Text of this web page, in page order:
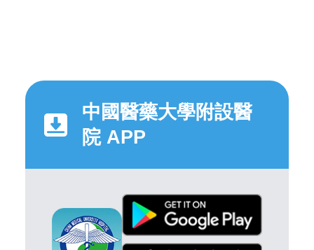
中國醫藥大學附設醫
院 APP